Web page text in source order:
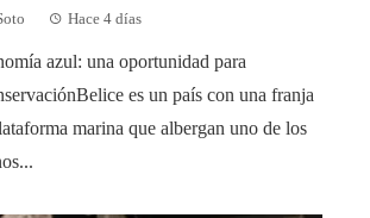
Hace 4 días
azul: una oportunidad para
es un país con una franja
marina que albergan uno de los